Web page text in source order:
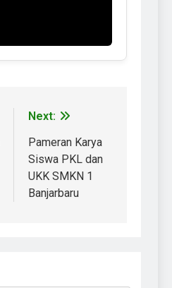
Next:
Pameran Karya
Siswa PKL dan
UKK SMKN 1
Banjarbaru